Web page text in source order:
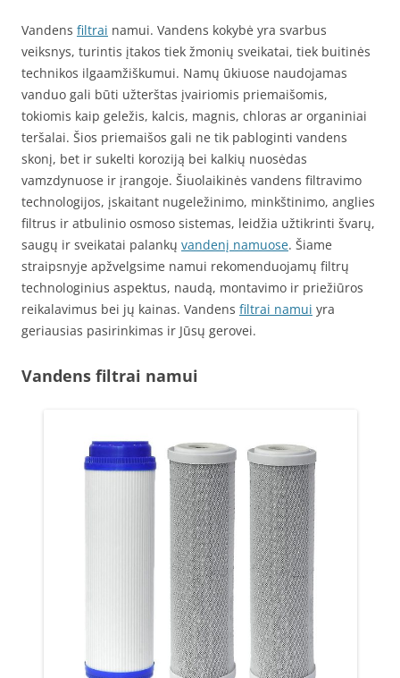
Vandens filtrai namui. Vandens kokybė yra svarbus
veiksnys, turintis įtakos tiek žmonių sveikatai, tiek buitinės
technikos ilgaamžiškumui. Namų ūkiuose naudojamas
vanduo gali būti užterštas įvairiomis priemaišomis,
tokiomis kaip geležis, kalcis, magnis, chloras ar organiniai
teršalai. Šios priemaišos gali ne tik pabloginti vandens
skonį, bet ir sukelti koroziją bei kalkių nuosėdas
vamzdynuose ir įrangoje. Šiuolaikinės vandens filtravimo
technologijos, įskaitant nugeležinimo, minkštinimo, anglies
filtrus ir atbulinio osmoso sistemas, leidžia užtikrinti švarų,
saugų ir sveikatai palankų vandenį namuose. Šiame
straipsnyje apžvelgsime namui rekomenduojamų filtrų
technologinius aspektus, naudą, montavimo ir priežiūros
reikalavimus bei jų kainas. Vandens filtrai namui yra
geriausias pasirinkimas ir Jūsų gerovei.
Vandens filtrai namui